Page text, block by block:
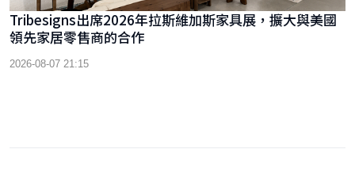
Tribesigns出席2026年拉斯維加斯家具展，擴大與美國
領先家居零售商的合作
2026-08-07 21:15